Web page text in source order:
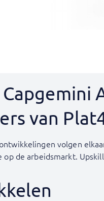
van
volgen
op de arbeidsmarkt.